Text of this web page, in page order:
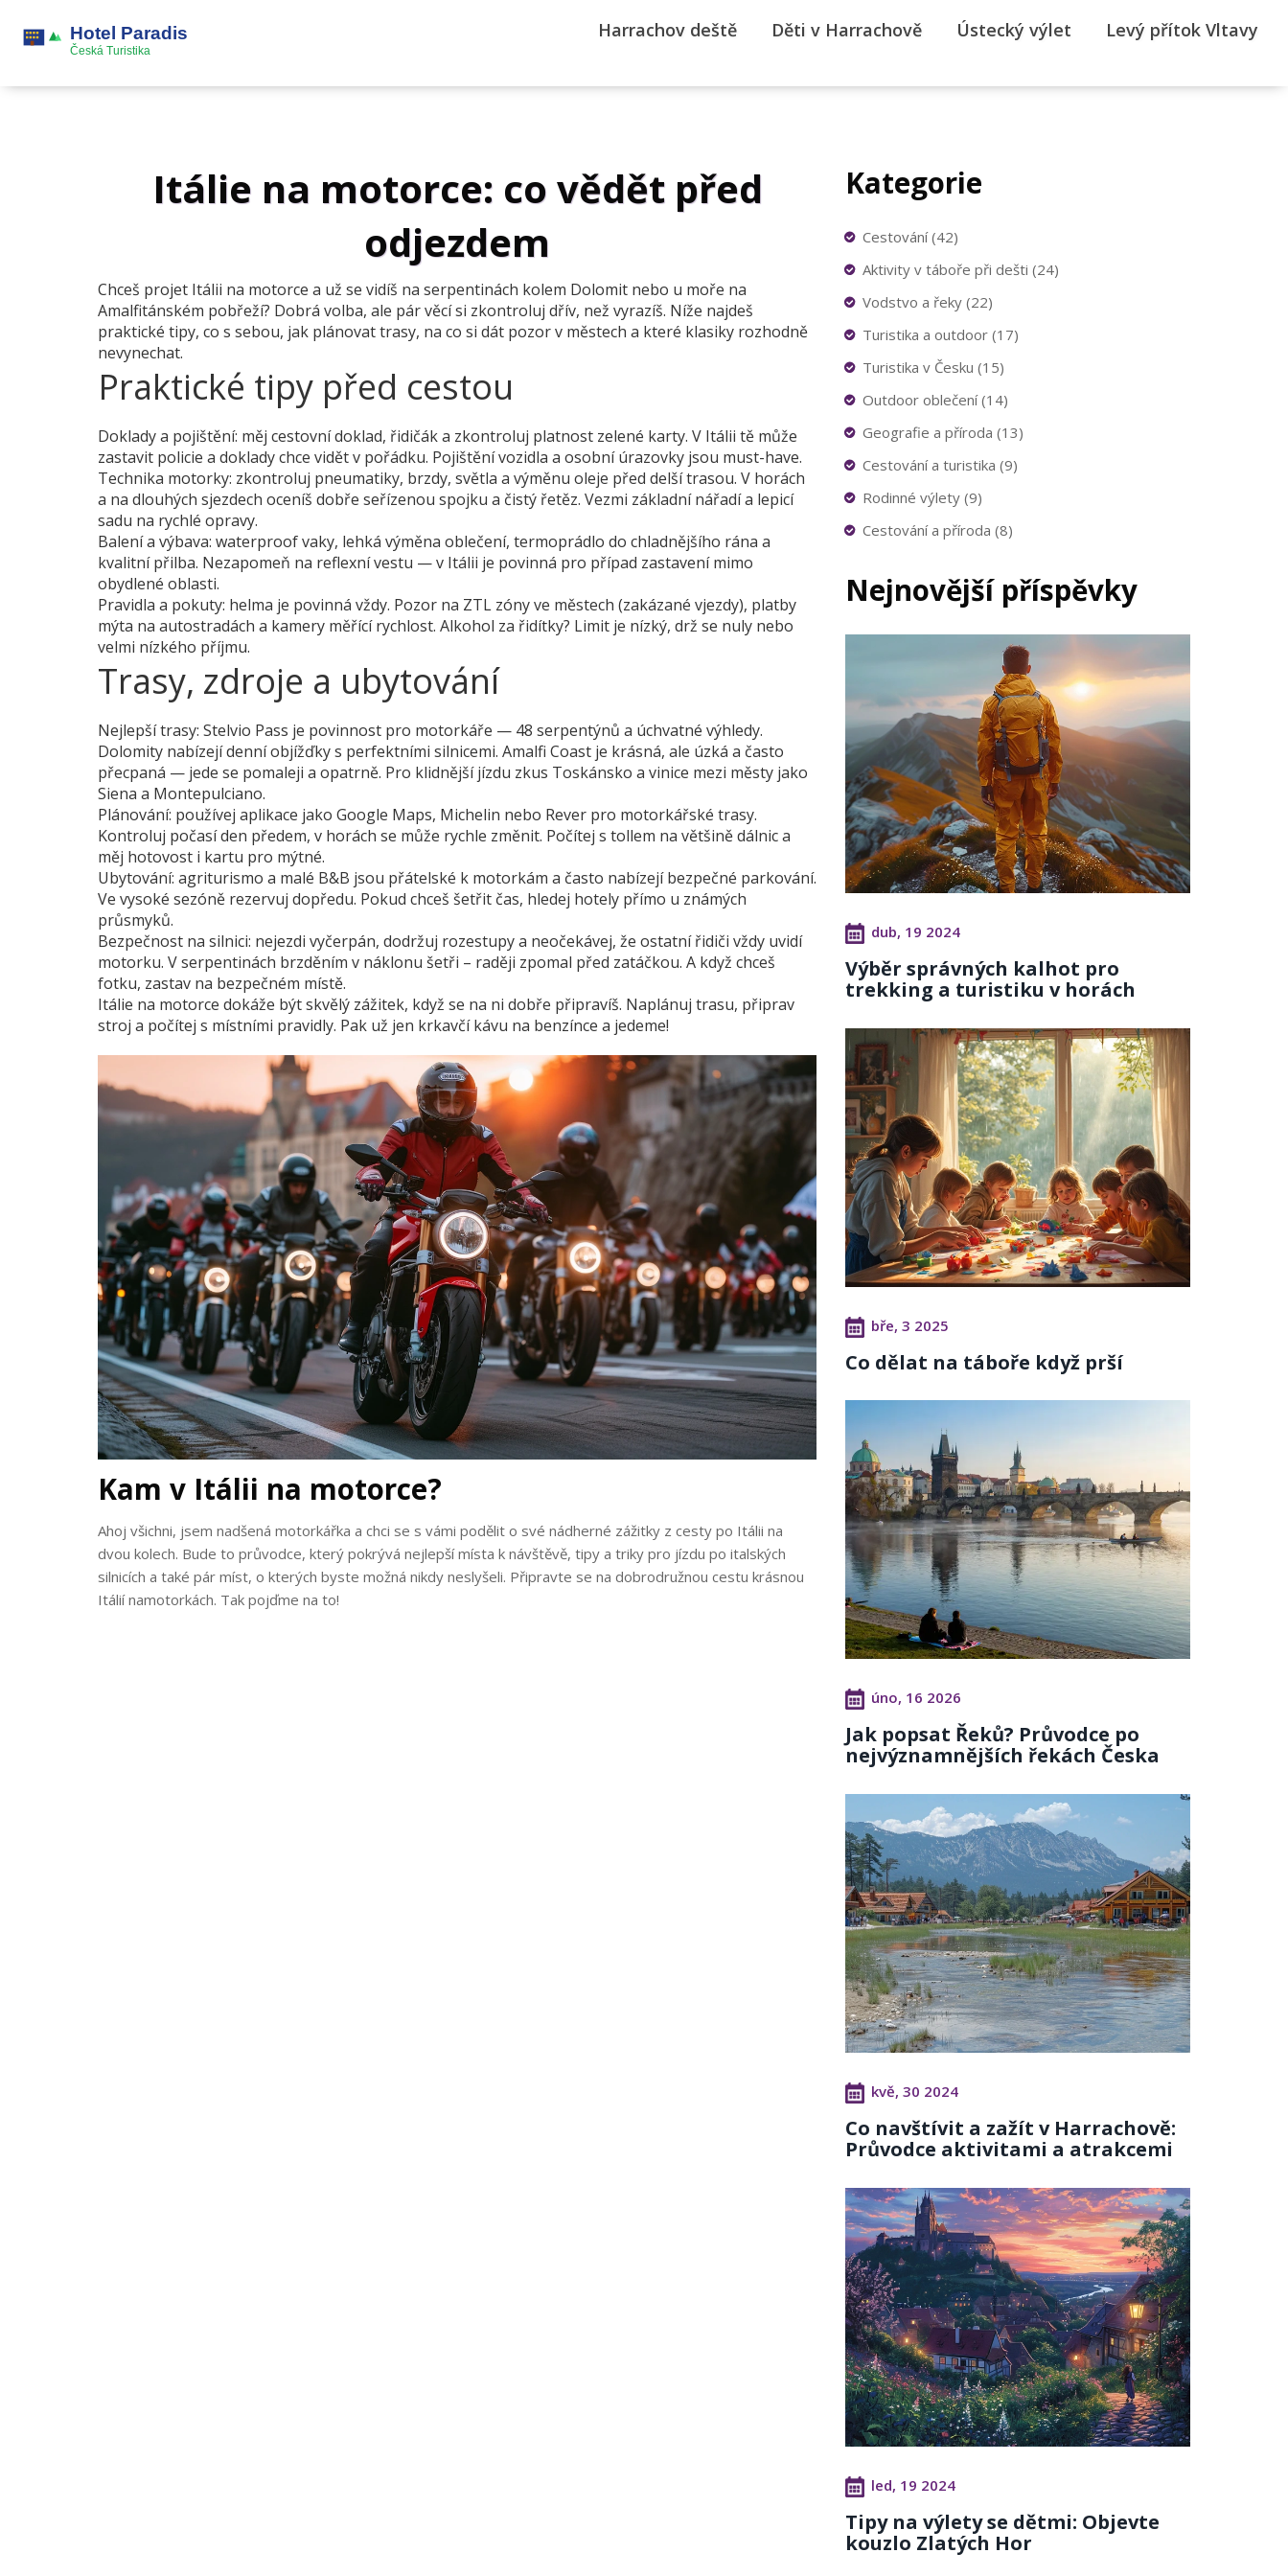
Harrachov deště Děti v Harrachově Ústecký výlet Levý přítok Vltavy
Itálie na motorce: co vědět před
odjezdem
Chceš projet Itálii na motorce a už se vidíš na serpentinách kolem Dolomit nebo u moře na
Amalfitánském pobřeží? Dobrá volba, ale pár věcí si zkontroluj dřív, než vyrazíš. Níže najdeš
praktické tipy, co s sebou, jak plánovat trasy, na co si dát pozor v městech a které klasiky rozhodně
nevynechat.
Praktické tipy před cestou
Doklady a pojištění: měj cestovní doklad, řidičák a zkontroluj platnost zelené karty. V Itálii tě může
zastavit policie a doklady chce vidět v pořádku. Pojištění vozidla a osobní úrazovky jsou must-have.
Technika motorky: zkontroluj pneumatiky, brzdy, světla a výměnu oleje před delší trasou. V horách
a na dlouhých sjezdech oceníš dobře seřízenou spojku a čistý řetěz. Vezmi základní nářadí a lepicí
sadu na rychlé opravy.
Balení a výbava: waterproof vaky, lehká výměna oblečení, termoprádlo do chladnějšího rána a
kvalitní přilba. Nezapomeň na reflexní vestu — v Itálii je povinná pro případ zastavení mimo
obydlené oblasti.
Pravidla a pokuty: helma je povinná vždy. Pozor na ZTL zóny ve městech (zakázané vjezdy), platby
mýta na autostradách a kamery měřící rychlost. Alkohol za řidítky? Limit je nízký, drž se nuly nebo
velmi nízkého příjmu.
Trasy, zdroje a ubytování
Nejlepší trasy: Stelvio Pass je povinnost pro motorkáře — 48 serpentýnů a úchvatné výhledy.
Dolomity nabízejí denní objížďky s perfektními silnicemi. Amalfi Coast je krásná, ale úzká a často
přecpaná — jede se pomaleji a opatrně. Pro klidnější jízdu zkus Toskánsko a vinice mezi městy jako
Siena a Montepulciano.
Plánování: používej aplikace jako Google Maps, Michelin nebo Rever pro motorkářské trasy.
Kontroluj počasí den předem, v horách se může rychle změnit. Počítej s tollem na většině dálnic a
měj hotovost i kartu pro mýtné.
Ubytování: agriturismo a malé B&B jsou přátelské k motorkám a často nabízejí bezpečné parkování.
Ve vysoké sezóně rezervuj dopředu. Pokud chceš šetřit čas, hledej hotely přímo u známých
průsmyků.
Bezpečnost na silnici: nejezdi vyčerpán, dodržuj rozestupy a neočekávej, že ostatní řidiči vždy uvidí
motorku. V serpentinách brzděním v náklonu šetři – raději zpomal před zatáčkou. A když chceš
fotku, zastav na bezpečném místě.
Itálie na motorce dokáže být skvělý zážitek, když se na ni dobře připravíš. Naplánuj trasu, připrav
stroj a počítej s místními pravidly. Pak už jen krkavčí kávu na benzínce a jedeme!
Kam v Itálii na motorce?
Ahoj všichni, jsem nadšená motorkářka a chci se s vámi podělit o své nádherné zážitky z cesty po Itálii na
dvou kolech. Bude to průvodce, který pokrývá nejlepší místa k návštěvě, tipy a triky pro jízdu po italských
silnicích a také pár míst, o kterých byste možná nikdy neslyšeli. Připravte se na dobrodružnou cestu krásnou
Itálií namotorkách. Tak pojďme na to!
Kategorie
Cestování(42)
Aktivity v táboře při dešti (24)
Vodstvo a řeky (22)
Turistika a outdoor (17)
Turistika v Česku (15)
Outdoor oblečení(14)
Geografie a příroda (13)
Cestování a turistika (9)
Rodinné výlety (9)
Cestování a příroda (8)
Nejnovější příspěvky
dub, 19 2024
Výběr správných kalhot pro
trekking a turistiku v horách
bře, 3 2025
Co dělat na táboře když prší
úno, 16 2026
Jak popsat Řeků? Průvodce po
nejvýznamnějších řekách Česka
kvě, 30 2024
Co navštívit a zažít v Harrachově:
Průvodce aktivitami a atrakcemi
led, 19 2024
Tipy na výlety se dětmi: Objevte
kouzlo Zlatých Hor